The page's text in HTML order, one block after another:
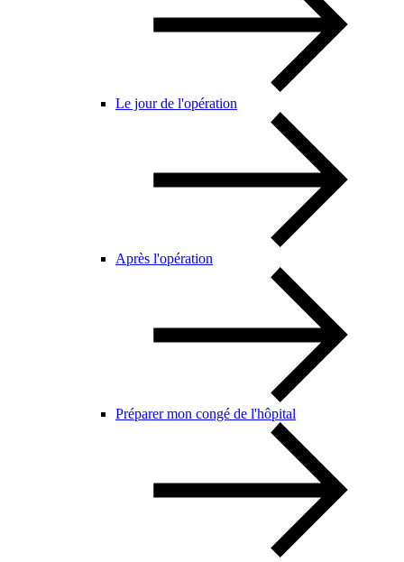
Le jour de l'opération
Après l'opération
Préparer mon congé de l'hôpital